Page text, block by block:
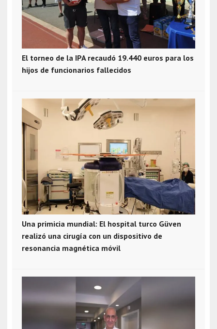
El torneo de la IPA recaudó 19.440 euros para los
hijos de funcionarios fallecidos
Una primicia mundial: El hospital turco Güven
realizó una cirugía con un dispositivo de
resonancia magnética móvil